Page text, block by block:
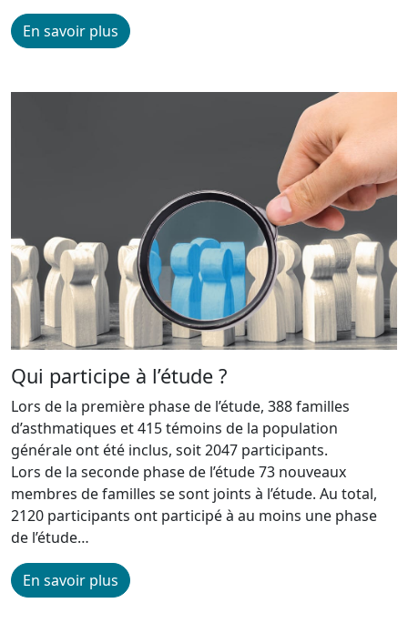
En savoir plus
Qui participe à l’étude ?
Lors de la première phase de l’étude, 388 familles
d’asthmatiques et 415 témoins de la population
générale ont été inclus, soit 2047 participants.
Lors de la seconde phase de l’étude 73 nouveaux
membres de familles se sont joints à l’étude. Au total,
2120 participants ont participé à au moins une phase
de l’étude…
En savoir plus